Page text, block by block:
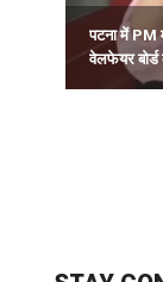
पटना में PM
वेलफेयर